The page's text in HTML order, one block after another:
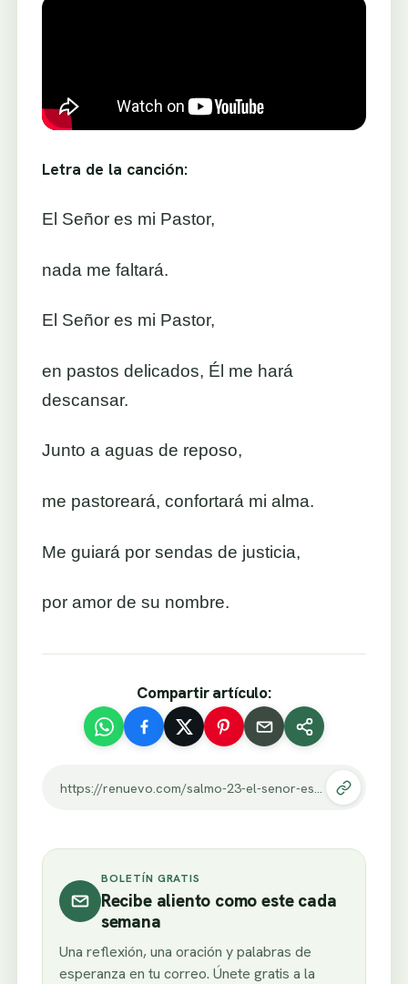
Letra de la canción:
El Señor es mi Pastor,
nada me faltará.
El Señor es mi Pastor,
en pastos delicados, Él me hará
descansar.
Junto a aguas de reposo,
me pastoreará, confortará mi alma.
Me guiará por sendas de justicia,
por amor de su nombre.
Compartir artículo:
BOLETÍN GRATIS
Recibe aliento como este cada
semana
Una reflexión, una oración y palabras de
esperanza en tu correo. Únete gratis a la